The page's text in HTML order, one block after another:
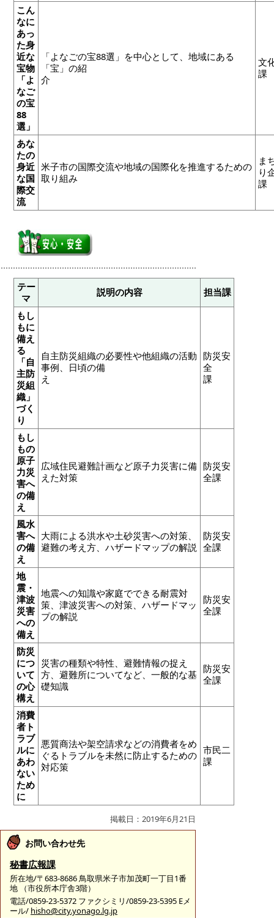
こん
なに
あっ
た身
近な
宝物
「よ
なご
の宝
88
選」
「よなごの宝88選」を中心として、地域にある
「宝」の紹
介
文
課
あな
たの
身近
な国
際交
流
米子市の国際交流や地域の国際化を推進するための
取り組み
ま
り
テー
マ
説明の内容
担当課
もし
もに
備え
る
「自
主防
災組
織」
づく
り
自主防災組織の必要性や他組織の活動
事例、日頃の備
え
防災安
全
課
もし
もの
原子
力災
害へ
の備
え
広域住民避難計画など原子力災害に備
えた対策
防災安
全課
風水
害へ
の備
え
大雨による洪水や土砂災害への対策、
避難の考え方、ハザードマップの解説
防災安
全課
地
震・
津波
災害
への
備え
地震への知識や家庭でできる耐震対
策、津波災害への対策、ハザードマッ
プの解説
防災安
全課
防災
につ
いて
の心
構え
災害の種類や特性、避難情報の捉え
方、避難所についてなど、一般的な基
礎知識
防災安
全課
消費
者ト
ラブ
ルに
あわ
ない
ため
に
悪質商法や架空請求などの消費者をめ
ぐるトラブルを未然に防止するための
対応策
市民二
課
掲載日：2019年6月21日
お問い合わせ先
秘書広報課
所在地/〒683-8686 鳥取県米子市加茂町一丁目1番
地 （市役所本庁舎3階）
電話/0859-23-5372 ファクシミリ/0859-23-5395 Eメ
ール/ hisho@city.yonago.lg.jp